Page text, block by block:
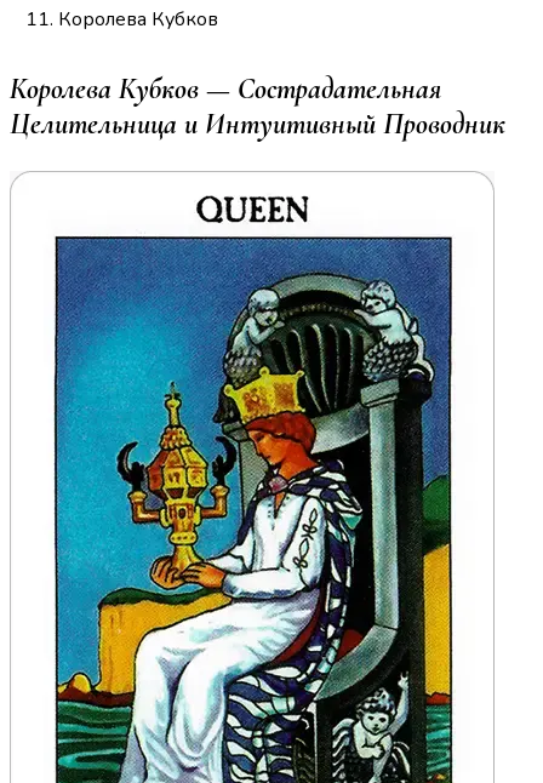
Королева Кубков
Королева Кубков — Сострадательная
Целительница и Интуитивный Проводник